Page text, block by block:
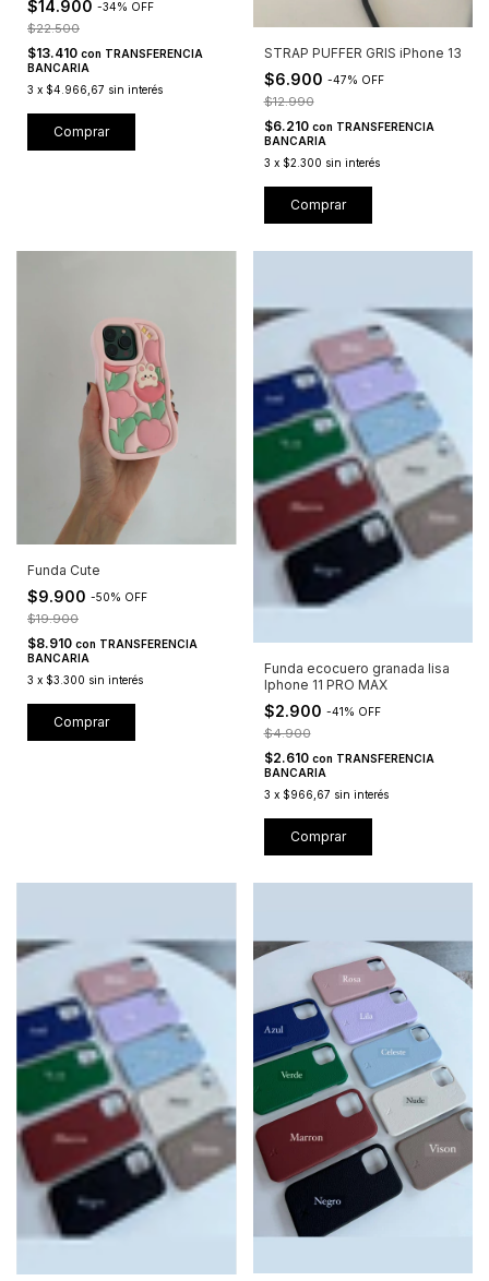
$14.900 -34% OFF
$22.500
$13.410 con TRANSFERENCIA
BANCARIA
3 x $4.966,67 sin interés
Comprar
STRAP PUFFER GRIS iPhone 13
$6.900 -47% OFF
$12.990
$6.210 con TRANSFERENCIA
BANCARIA
3 x $2.300 sin interés
Comprar
Funda Cute
$9.900 -50% OFF
$19.900
$8.910 con TRANSFERENCIA
BANCARIA
3 x $3.300 sin interés
Comprar
Funda ecocuero granada lisa
Iphone 11 PRO MAX
$2.900 -41% OFF
$4.900
$2.610 con TRANSFERENCIA
BANCARIA
3 x $966,67 sin interés
Comprar